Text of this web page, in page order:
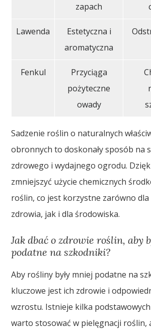
zapach
Lawenda
Estetyczna i
aromatyczna
Fenkul
Przyciąga
pożyteczne
owady
Sadzenie roślin o naturalnych
obronnych to doskonały sposób na
zdrowego i wydajnego ogrodu.
zmniejszyć użycie chemicznych
roślin, co jest korzystne zarówno dla
zdrowia, jak i dla środowiska.
Jak dbać o zdrowie roślin, aby
podatne na szkodniki?
Aby rośliny były mniej podatne na
kluczowe jest ich zdrowie i
wzrostu. Istnieje kilka
warto stosować w pielęgnacji roślin,